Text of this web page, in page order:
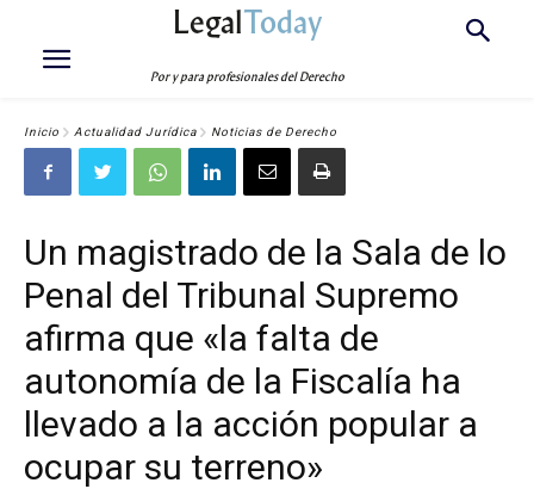
LegalToday
Por y para profesionales del Derecho
Inicio Actualidad Jurídica Noticias de Derecho
Un magistrado de la Sala de lo
Penal del Tribunal Supremo
afirma que «la falta de
autonomía de la Fiscalía ha
llevado a la acción popular a
ocupar su terreno»